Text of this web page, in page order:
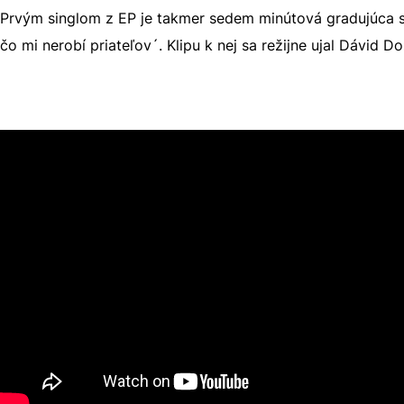
Prvým singlom z EP je takmer sedem minútová gradujúca
čo mi nerobí priateľov´. Klipu k nej sa režijne ujal Dávid